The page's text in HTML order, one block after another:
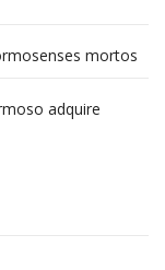
mortos
são
adquire